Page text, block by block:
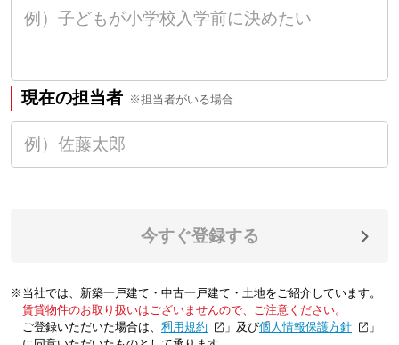
現在の担当者 ※担当者がいる場合
今すぐ登録する
※当社では、新築一戸建て・中古一戸建て・土地をご紹介しています。
賃貸物件のお取り扱いはございませんので、ご注意ください。
ご登録いただいた場合は、「利用規約 」及び「個人情報保護方針
」